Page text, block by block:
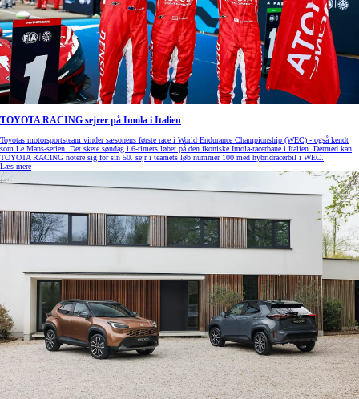
TOYOTA RACING sejrer på Imola i Italien
Toyotas motorsportsteam vinder sæsonens første race i World Endurance Championship (WEC) - også kendt
som Le Mans-serien. Det skete søndag i 6-timers løbet på den ikoniske Imola-racerbane i Italien. Dermed kan
TOYOTA RACING notere sig for sin 50. sejr i teamets løb nummer 100 med hybridracerbil i WEC.
Læs mere